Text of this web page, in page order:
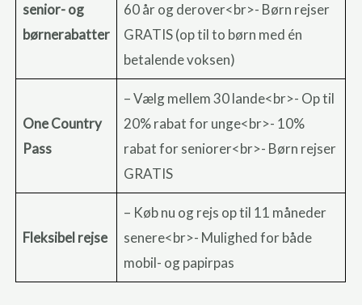
senior- og
børnerabatter
60 år og derover<br>- Børn rejser
GRATIS (op til to børn med én
betalende voksen)
One Country
Pass
– Vælg mellem 30 lande<br>- Op til
20% rabat for unge<br>- 10%
rabat for seniorer<br>- Børn rejser
GRATIS
Fleksibel rejse
– Køb nu og rejs op til 11 måneder
senere<br>- Mulighed for både
mobil- og papirpas